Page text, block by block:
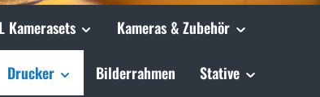
Kamerasets Kameras & Zubehör
Drucker Bilderrahmen Stative